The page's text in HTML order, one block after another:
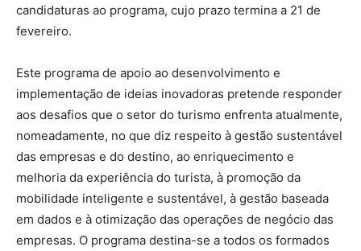
candidaturas ao programa, cujo prazo termina a 21 de
fevereiro.
Este programa de apoio ao desenvolvimento e
implementação de ideias inovadoras pretende responder
aos desafios que o setor do turismo enfrenta atualmente,
nomeadamente, no que diz respeito à gestão sustentável
das empresas e do destino, ao enriquecimento e
melhoria da experiência do turista, à promoção da
mobilidade inteligente e sustentável, à gestão baseada
em dados e à otimização das operações de negócio das
empresas. O programa destina-se a todos os formados